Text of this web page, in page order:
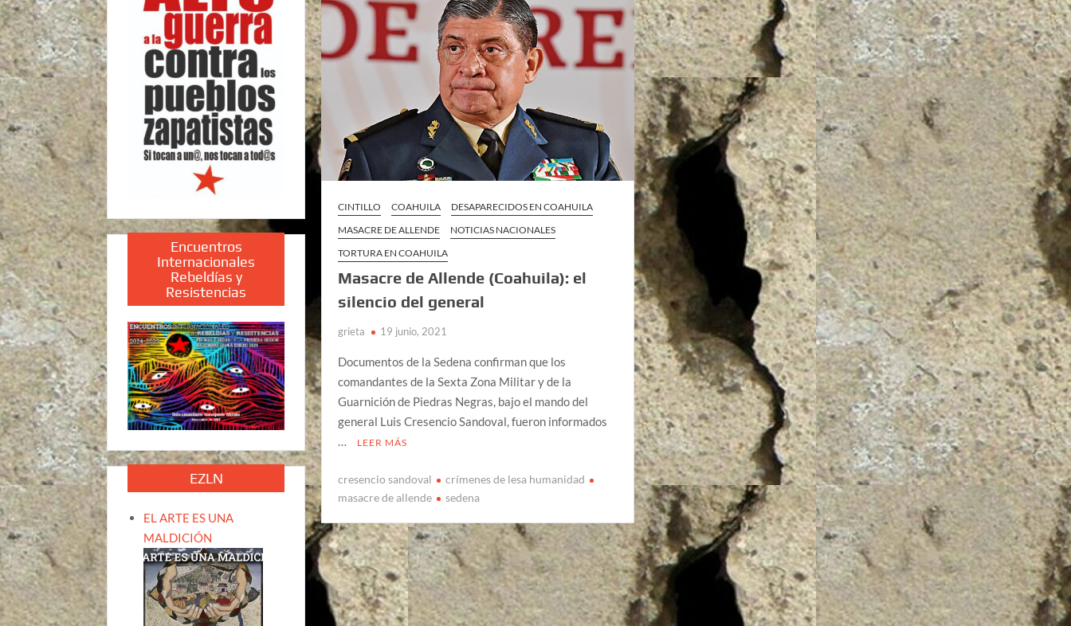
CINTILLO COAHUILA
DESAPARECIDOS EN COAHUILA
MASACRE DE ALLENDE
NOTICIAS NACIONALES
TORTURA EN COAHUILA
Masacre de Allende (Coahuila): el
silencio del general
grieta 19 junio, 2021
Documentos de la Sedena confirman que los
comandantes de la Sexta Zona Militar y de la
Guarnición de Piedras Negras, bajo el mando del
general Luis Cresencio Sandoval, fueron informados
…
LEER MÁS
cresencio sandoval
crímenes de lesa humanidad
masacre de allende
sedena
Encuentros
Internacionales
Rebeldías y
Resistencias
EZLN
EL ARTE ES UNA
MALDICIÓN